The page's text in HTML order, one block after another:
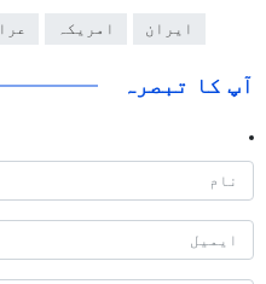
ایران امریکہ
آپ کا تبصرہ